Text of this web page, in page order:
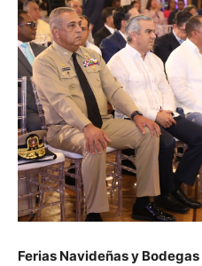
Ferias Navideñas y